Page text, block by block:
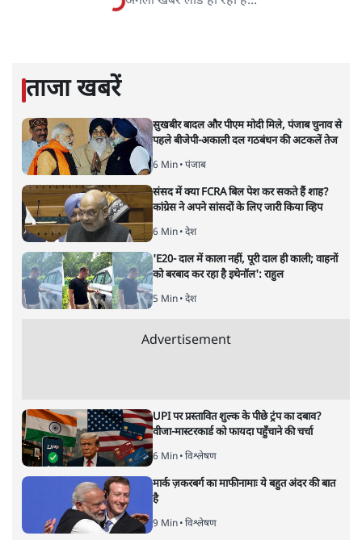
आरएसएस गिरोह
वक़्त-बेवक़्त| अपूर्वानंद| 2 FEB, 2026
दीपक
अपूर्वानंद
आरएसएस का ईको सिस्टम हिंदुओं में मानवता जैसी अच्छाई का
दमन क्यों करना चाहता है? कोटद्वार में दीपक कुमार एक मुस्लिम
गए और कहा- "मेरा नाम मोहम्मद दीपक है।"
जाए और हिंसा और कायरता सामूहिक स्वभाव हो, उस समाज के
बारे में चिंता होनी चाहिए।समूह में जब मामूली इंसानियत की
पहचान घट जाती है, वीरता की ज़रूरत महसूस होने लगती है।एक
अकेले वीर को पूरा कायर समाज घेरकर मार डालता है क्योंकि वह
उसे उसकी अमानवीयता की याद दिलाता रहता है। पिछले दिनों
उत्तराखंड के कोटद्वार में हुई दो घटनाएँ देख लें।पहली घटना वैसी